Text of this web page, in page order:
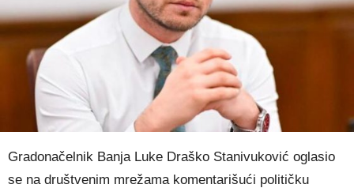
Gradonačelnik Banja Luke Draško Stanivuković oglasio
se na društvenim mrežama komentarišući političku